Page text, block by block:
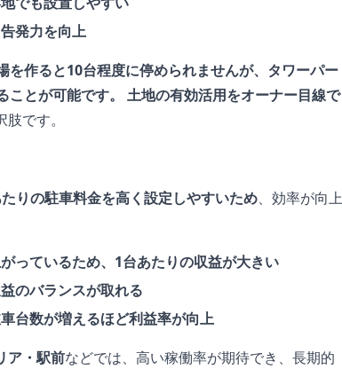
発力を向上
を作ると10台程度に停められませんが、タワーパー
ことが可能です。 土地の有効活用をオーナー目線で
肢です。
りの駐車料金を高く設定しやすいため、効率が向上
っているため、1台あたりの収益が大きい
のバランスが取れる
台数が増えるほど利益率が向上
ア・駅前などでは、高い稼働率が期待でき、長期的